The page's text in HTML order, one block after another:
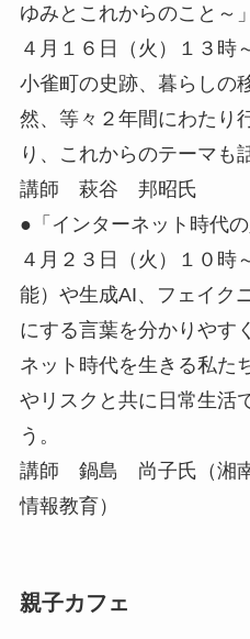
ゆみとこれからのこと～」
４月１６日（火）１３時
小雀町の史跡、暮らしの
然、等々２年間にわたり
り、これからのテーマ
講師 萩谷 邦昭氏
●「インターネット時代
４月２３日（火）１０
能）や生成AI、フェイク
にする言葉を分かりやす
ネット時代を生きる私た
やリスクと共に日常生活
う。
講師 鍋島 尚子氏（湘南
情報教育）
親子カフェ